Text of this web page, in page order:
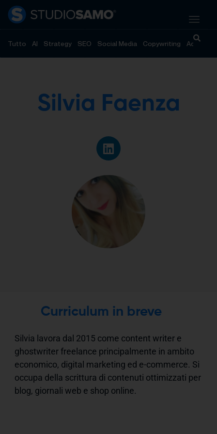
Tutto AI Strategy SEO Social Media Copywriting
Silvia Faenza
Curriculum in breve
Silvia lavora dal 2015 come content writer e
ghostwriter freelance principalmente in ambito
economico, digital marketing ed e-commerce. Si
occupa della scrittura di contenuti ottimizzati per
blog, giornali web e shop online.